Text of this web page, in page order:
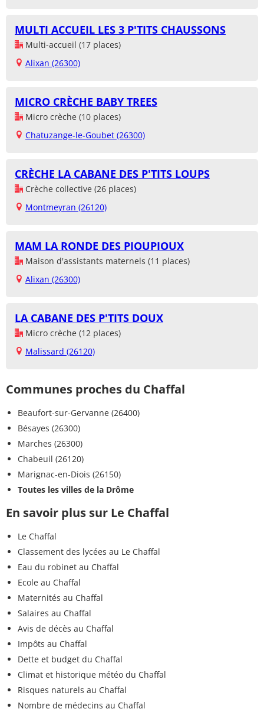
MULTI ACCUEIL LES 3 P'TITS CHAUSSONS
Multi-accueil (17 places)
Alixan (26300)
MICRO CRÈCHE BABY TREES
Micro crèche (10 places)
Chatuzange-le-Goubet (26300)
CRÈCHE LA CABANE DES P'TITS LOUPS
Crèche collective (26 places)
Montmeyran (26120)
MAM LA RONDE DES PIOUPIOUX
Maison d'assistants maternels (11 places)
Alixan (26300)
LA CABANE DES P'TITS DOUX
Micro crèche (12 places)
Malissard (26120)
Communes proches du Chaffal
Beaufort-sur-Gervanne (26400)
Bésayes (26300)
Marches (26300)
Chabeuil (26120)
Marignac-en-Diois (26150)
Toutes les villes de la Drôme
En savoir plus sur Le Chaffal
Le Chaffal
Classement des lycées au Le Chaffal
Eau du robinet au Chaffal
Ecole au Chaffal
Maternités au Chaffal
Salaires au Chaffal
Avis de décès au Chaffal
Impôts au Chaffal
Dette et budget du Chaffal
Climat et historique météo du Chaffal
Risques naturels au Chaffal
Nombre de médecins au Chaffal